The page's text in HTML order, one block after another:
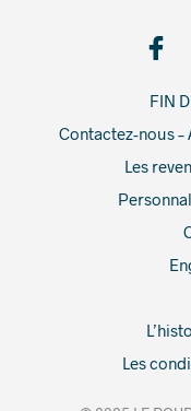
FIN
Contactez-nous
Les
Les